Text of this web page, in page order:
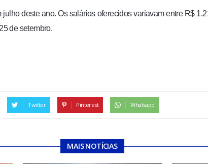
deste ano. Os salários oferecidos variavam entre R$
de setembro.
Twitter Pinterest Whatsapp
MAIS NOTÍCIAS